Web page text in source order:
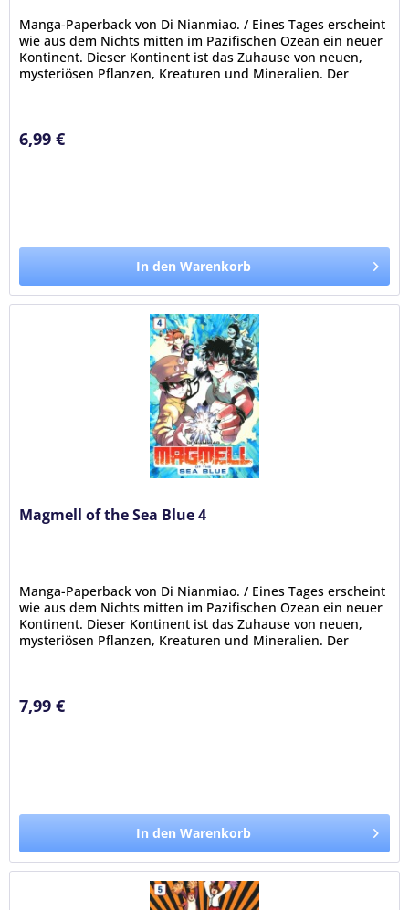
Manga-Paperback von Di Nianmiao. / Eines Tages erscheint
wie aus dem Nichts mitten im Pazifischen Ozean ein neuer
Kontinent. Dieser Kontinent ist das Zuhause von neuen,
mysteriösen Pflanzen, Kreaturen und Mineralien. Der
6,99 €
In den Warenkorb
Magmell of the Sea Blue 4
Manga-Paperback von Di Nianmiao. / Eines Tages erscheint
wie aus dem Nichts mitten im Pazifischen Ozean ein neuer
Kontinent. Dieser Kontinent ist das Zuhause von neuen,
mysteriösen Pflanzen, Kreaturen und Mineralien. Der
7,99 €
In den Warenkorb